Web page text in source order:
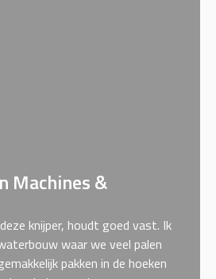
Machines &
knijper, houdt goed vast. Ik
waar we veel palen
pakken in de hoeken